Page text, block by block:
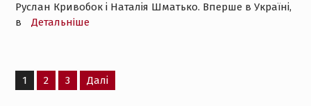
Руслан Кривобок і Наталія Шматько. Вперше в Україні,
в
Детальнiше
Пагінація
записів
1 2 3 Далі